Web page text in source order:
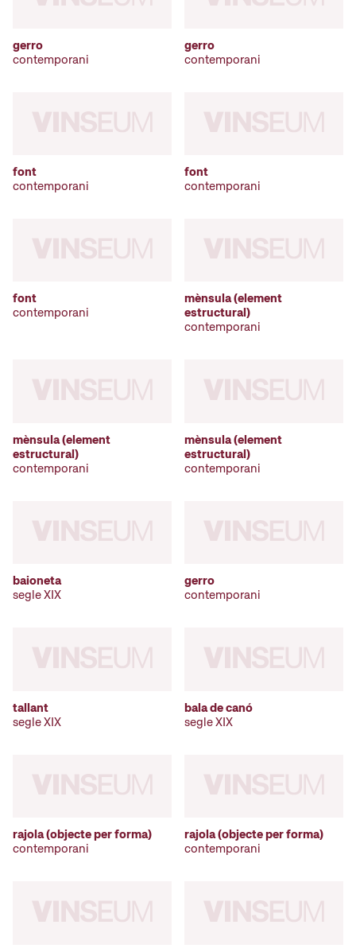
gerro
contemporani
gerro
contemporani
font
contemporani
font
contemporani
font
contemporani
mènsula (element
estructural)
contemporani
mènsula (element
estructural)
contemporani
mènsula (element
estructural)
contemporani
baioneta
segle XIX
gerro
contemporani
tallant
segle XIX
bala de canó
segle XIX
rajola (objecte per forma)
contemporani
rajola (objecte per forma)
contemporani